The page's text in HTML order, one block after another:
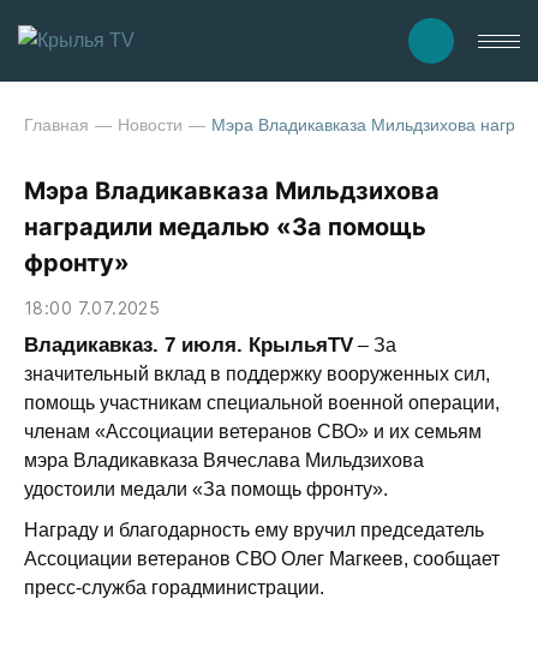
Главная Новости Мэра Владикавказа Мильдзихова
Мэра Владикавказа Мильдзихова
наградили медалью «За помощь
фронту»
18:00 7.07.2025
Владикавказ. 7 июля. КрыльяTV – За
значительный вклад в поддержку вооруженных сил,
помощь участникам специальной военной операции,
членам «Ассоциации ветеранов СВО» и их семьям
мэра Владикавказа Вячеслава Мильдзихова
удостоили медали «За помощь фронту».
Награду и благодарность ему вручил председатель
Ассоциации ветеранов СВО Олег Магкеев, сообщает
пресс-служба горадминистрации.